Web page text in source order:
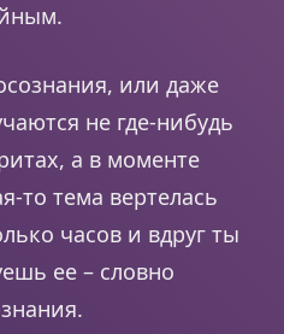
или даже
не где-нибудь
а в моменте
то тема вертелась
часов и вдруг ты
ее – словно